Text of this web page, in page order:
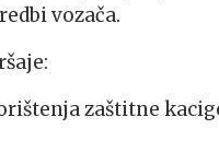
vozača.
zaštitne